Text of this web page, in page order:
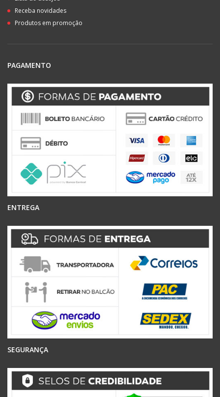
Receba novidades
Produtos em promoção
PAGAMENTO
ENTREGA
SEGURANÇA